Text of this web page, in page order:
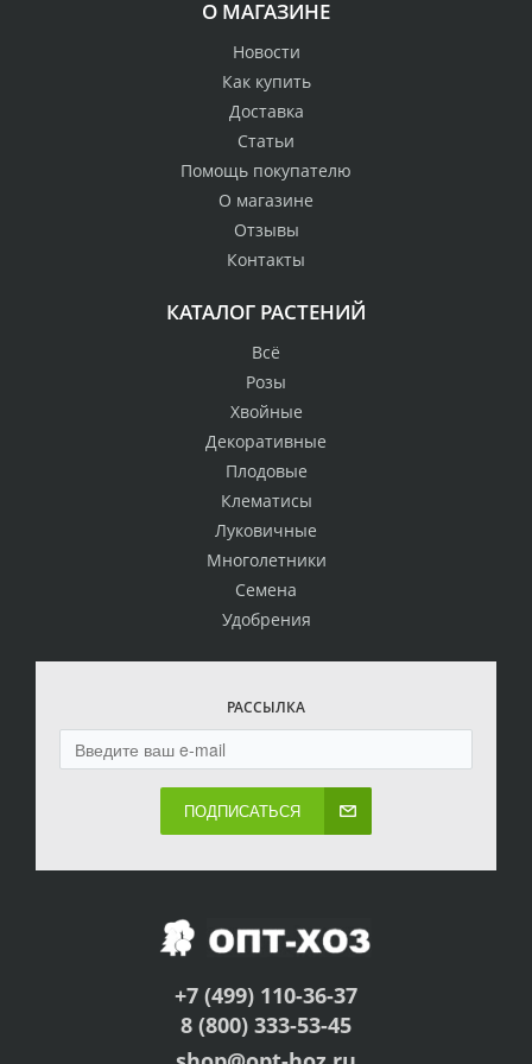
О МАГАЗИНЕ
Новости
Как купить
Доставка
Статьи
Помощь покупателю
О магазине
Отзывы
Контакты
КАТАЛОГ РАСТЕНИЙ
Всё
Розы
Хвойные
Декоративные
Плодовые
Клематисы
Луковичные
Многолетники
Семена
Удобрения
РАССЫЛКА
ПОДПИСАТЬСЯ
+7 (499) 110-36-37
8 (800) 333-53-45